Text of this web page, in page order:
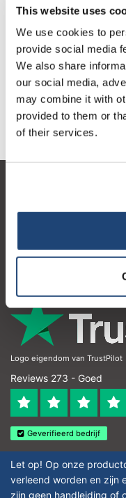
This website uses
We use cookies to
provide social media
We also share
our social media,
may combine it with
provided to them or
of their services.
1
Informatie
Contactgegevens
Logo eigendom van TrustPilot
Reviews 273 - Goed
Geverifieerd bedrijf
Let op! Op onze
verleend worden en zijn
zijn geen handleiding of